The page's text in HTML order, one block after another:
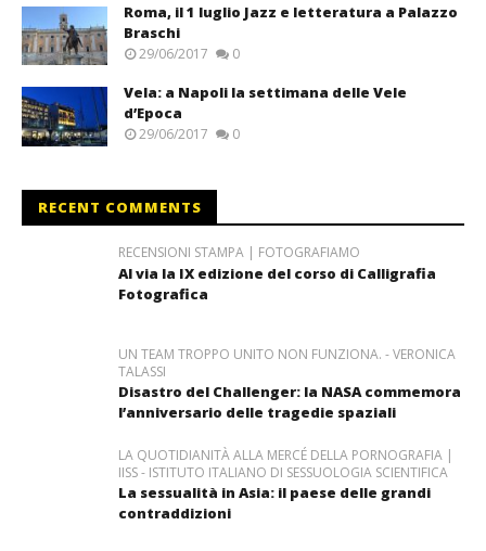
Roma, il 1 luglio Jazz e letteratura a Palazzo
Braschi
29/06/2017 0
Vela: a Napoli la settimana delle Vele
d’Epoca
29/06/2017 0
RECENT COMMENTS
RECENSIONI STAMPA | FOTOGRAFIAMO
Al via la IX edizione del corso di Calligrafia
Fotografica
UN TEAM TROPPO UNITO NON FUNZIONA. - VERONICA
TALASSI
Disastro del Challenger: la NASA commemora
l’anniversario delle tragedie spaziali
LA QUOTIDIANITÀ ALLA MERCÉ DELLA PORNOGRAFIA |
IISS - ISTITUTO ITALIANO DI SESSUOLOGIA SCIENTIFICA
La sessualità in Asia: il paese delle grandi
contraddizioni